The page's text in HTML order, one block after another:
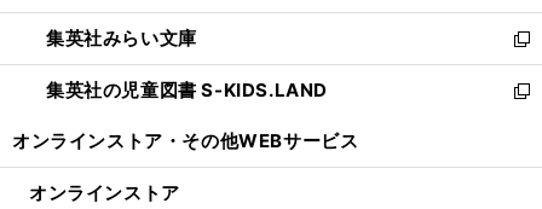
開
く
ウ
で
開
く
ン
ド
ウ
で
ウ
ィ
ン
ド
開
集英社みらい文庫
新
し
い
ン
集英社の児童図書 S-KIDS.LAND
新
ウ
オンラインストア・ その他WEBサービス
オンラインストア